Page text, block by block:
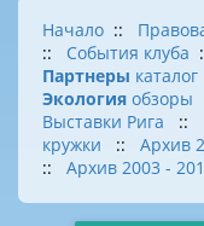
Начало ::
:: События клуба
Партнеры каталог
Экология обзоры
Выставки Рига
::
кружки
:: Архив
:: Архив 2003 -